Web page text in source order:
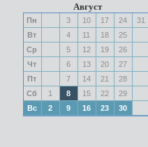
Август
Пн 3 10 17 24
31
Вт
4 11 18
25
Ср
5 12 19
26
Чт
6 13 20
27
Пт
7 14 21
28
Сб
1 8 15 22
29
Вс
2 9 16 23 30